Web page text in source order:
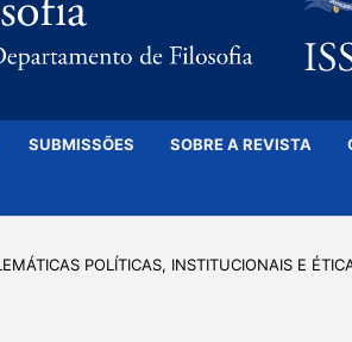
SUBMISSÕES SOBRE A REVISTA
POLÍTICAS, INSTITUCIONAIS E